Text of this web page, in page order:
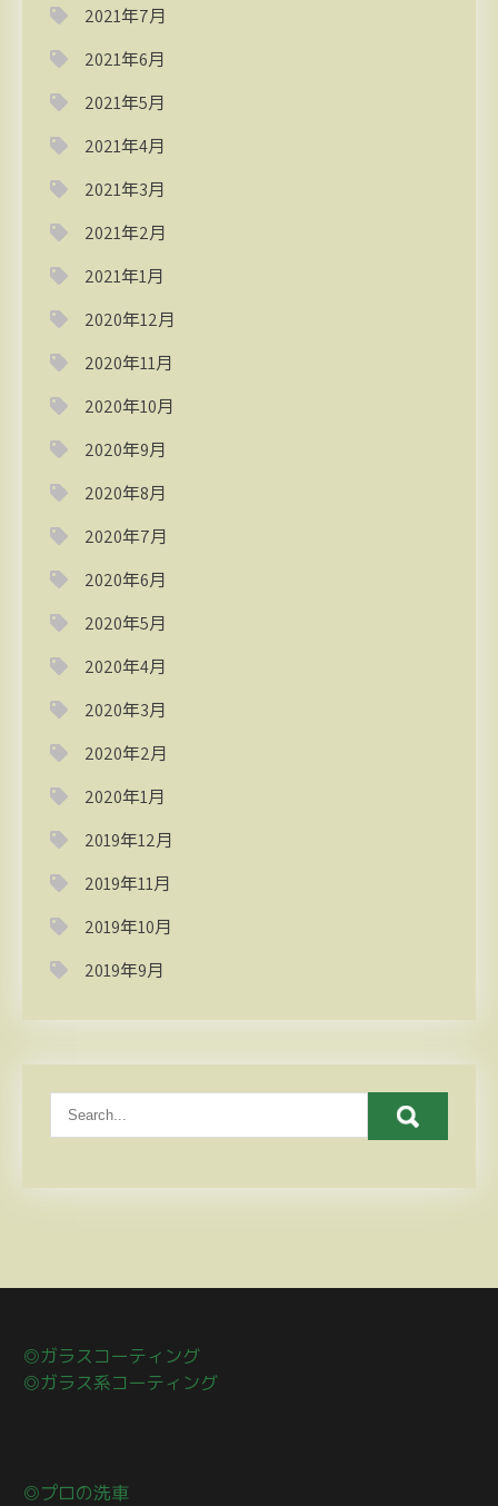
2021年7月
2021年6月
2021年5月
2021年4月
2021年3月
2021年2月
2021年1月
2020年12月
2020年11月
2020年10月
2020年9月
2020年8月
2020年7月
2020年6月
2020年5月
2020年4月
2020年3月
2020年2月
2020年1月
2019年12月
2019年11月
2019年10月
2019年9月
◎ガラスコーティング
◎ガラス系コーティング
◎プロの洗車